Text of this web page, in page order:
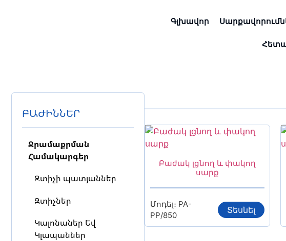
Գլխավոր
ԲԱԺԻՆՆԵՐ
Ջրամաքրման
Համակարգեր
Զտիչի պատյաններ
Զտիչներ
Կալոնաներ Եվ
Կլապաններ
Բաժակ լցնող և փակող
սարք
Մոդել։ PA-
PP/850
Տեսնել